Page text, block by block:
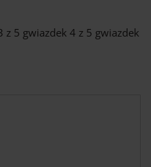
z 5 gwiazdek 4 z 5 gwiazdek